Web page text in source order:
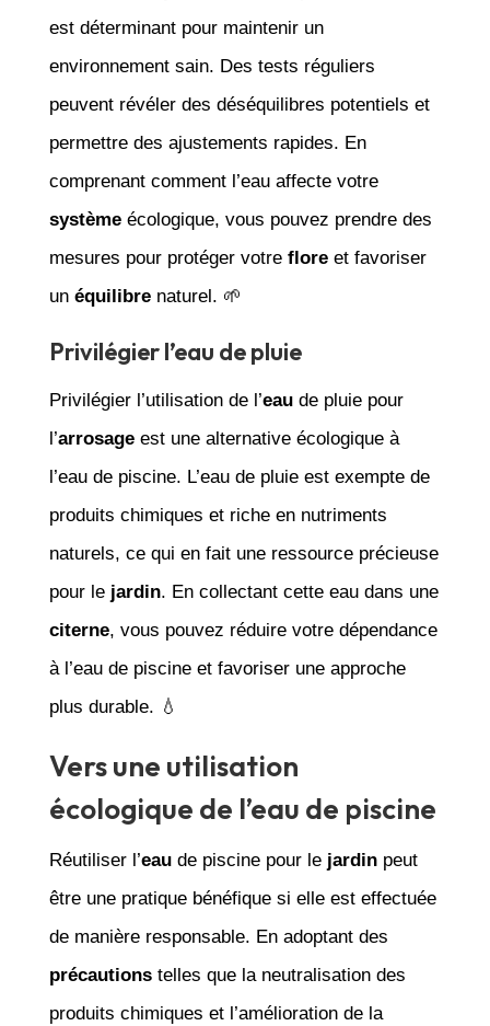
est déterminant pour maintenir un
environnement sain. Des tests réguliers
peuvent révéler des déséquilibres potentiels et
permettre des ajustements rapides. En
comprenant comment l’eau affecte votre
systèmeécologique, vous pouvez prendre des
mesures pour protéger votre floreet favoriser
un équilibrenaturel. 🌱
Privilégier l’eau de pluie
Privilégier l’utilisation de l’eaude pluie pour
l’arrosageest une alternative écologique à
l’eau de piscine. L’eau de pluie est exempte de
produits chimiques et riche en nutriments
naturels, ce qui en fait une ressource précieuse
pour le jardin. En collectant cette eau dans une
citerne, vous pouvez réduire votre dépendance
à l’eau de piscine et favoriser une approche
plus durable. 💧
Vers une utilisation
écologique de l’eau de piscine
Réutiliser l’eaude piscine pour le jardinpeut
être une pratique bénéfique si elle est effectuée
de manière responsable. En adoptant des
précautionstelles que la neutralisation des
produits chimiques et l’amélioration de la